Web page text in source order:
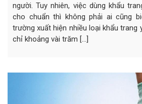
người. Tuy nhiên, việc dùng khẩu
cho chuẩn thì không phải ai cũng
trường xuất hiện nhiều loại khẩu trang
chỉ khoảng vài trăm […]